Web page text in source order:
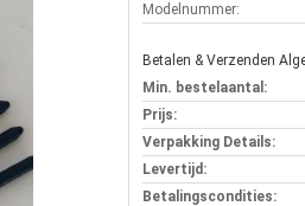
Modelnummer:
Betalen & Verzenden
Min. bestelaantal:
Prijs:
Verpakking Details:
Levertijd:
Betalingscondities: